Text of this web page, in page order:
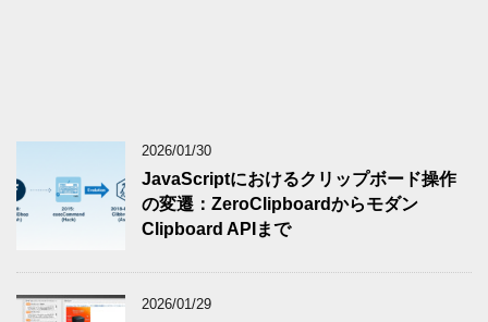
2026/01/30
JavaScriptにおけるクリップボード操作
の変遷：ZeroClipboardからモダン
Clipboard APIまで
2026/01/29